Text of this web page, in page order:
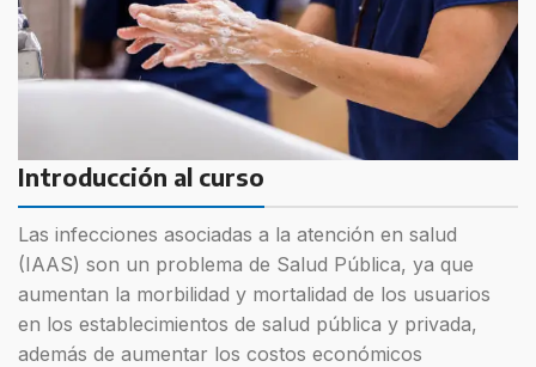
Introducción al curso
Las infecciones asociadas a la atención en salud
(IAAS) son un problema de Salud Pública, ya que
aumentan la morbilidad y mortalidad de los usuarios
en los establecimientos de salud pública y privada,
además de aumentar los costos económicos